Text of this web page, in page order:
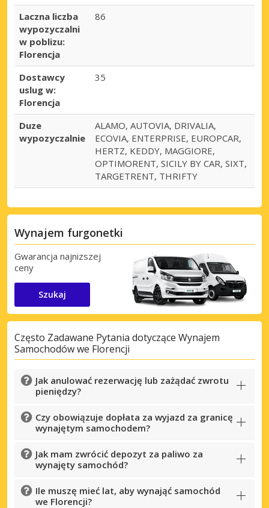
Laczna liczba
wypozyczalni
w poblizu:
Florencja
86
Dostawcy
uslug w:
Florencja
35
Duze
wypozyczalnie
ALAMO, AUTOVIA, DRIVALIA,
ECOVIA, ENTERPRISE, EUROPCAR,
HERTZ, KEDDY, MAGGIORE,
OPTIMORENT, SICILY BY CAR, SIXT,
TARGETRENT, THRIFTY
Wynajem furgonetki
Gwarancja najnizszej
ceny
Szukaj
Często Zadawane Pytania dotyczące Wynajem
Samochodów we Florencji
Jak anulować rezerwację lub zażądać zwrotu
pieniędzy?
Czy obowiązuje dopłata za wyjazd za granicę
wynajętym samochodem?
Jak mam zwrócić depozyt za paliwo za
wynajęty samochód?
Ile muszę mieć lat, aby wynająć samochód
we Florencji?